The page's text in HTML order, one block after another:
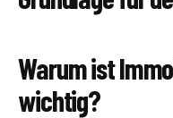
Warum ist
wichtig?